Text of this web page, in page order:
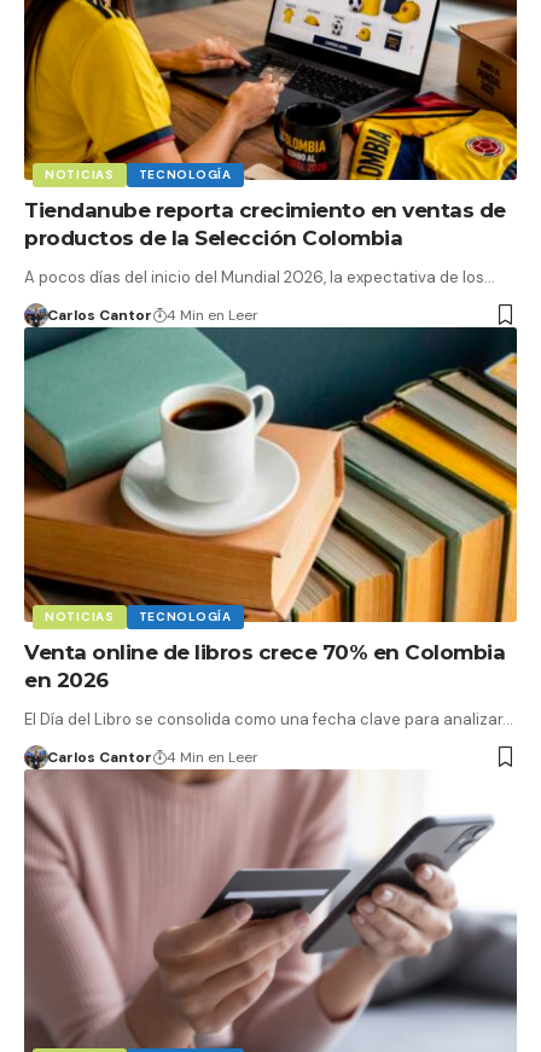
NOTICIAS TECNOLOGÍA
Tiendanube reporta crecimiento en ventas de
productos de la Selección Colombia
A pocos días del inicio del Mundial 2026, la expectativa de los…
Carlos Cantor 4 Min en Leer
NOTICIAS TECNOLOGÍA
Venta online de libros crece 70% en Colombia
en 2026
El Día del Libro se consolida como una fecha clave para analizar…
Carlos Cantor 4 Min en Leer